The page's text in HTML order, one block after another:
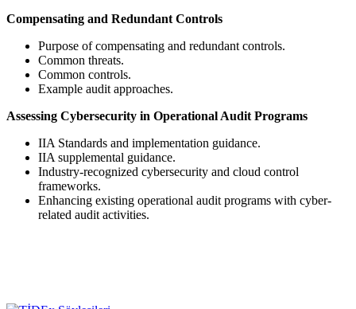
Compensating and Redundant Controls
Purpose of compensating and redundant controls.
Common threats.
Common controls.
Example audit approaches.
Assessing Cybersecurity in Operational Audit Programs
IIA Standards and implementation guidance.
IIA supplemental guidance.
Industry-recognized cybersecurity and cloud control
frameworks.
Enhancing existing operational audit programs with cyber-
related audit activities.